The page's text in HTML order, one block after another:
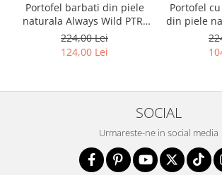
Portofel barbati din piele
naturala Always Wild PTR-
2900-BIC
224,00 Lei
124,00 Lei
Portofel
din piele
RFID -
RVT-
SOCIAL
Urmareste-ne in social media